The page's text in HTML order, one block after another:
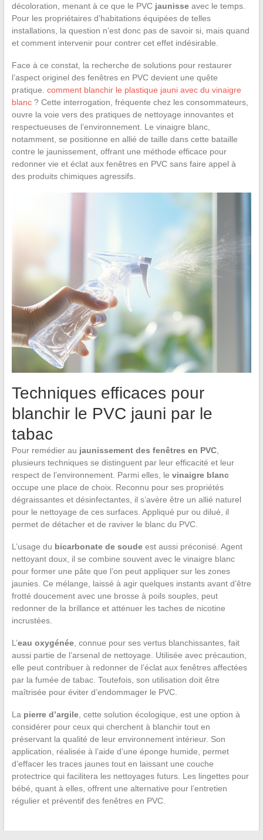
décoloration, menant à ce que le PVC jaunisseavec le temps.
Pour les propriétaires d’habitations équipées de telles
installations, la question n’est donc pas de savoir si, mais quand
et comment intervenir pour contrer cet effet indésirable.
Face à ce constat, la recherche de solutions pour restaurer
l’aspect originel des fenêtres en PVC devient une quête
pratique. comment blanchir le plastique jauni avec du vinaigre
blanc? Cette interrogation, fréquente chez les consommateurs,
ouvre la voie vers des pratiques de nettoyage innovantes et
respectueuses de l’environnement. Le vinaigre blanc,
notamment, se positionne en allié de taille dans cette bataille
contre le jaunissement, offrant une méthode efficace pour
redonner vie et éclat aux fenêtres en PVC sans faire appel à
des produits chimiques agressifs.
Techniques efficaces pour
blanchir le PVC jauni par le
tabac
Pour remédier au jaunissement des fenêtres en PVC,
plusieurs techniques se distinguent par leur efficacité et leur
respect de l’environnement. Parmi elles, le vinaigre blanc
occupe une place de choix. Reconnu pour ses propriétés
dégraissantes et désinfectantes, il s’avère être un allié naturel
pour le nettoyage de ces surfaces. Appliqué pur ou dilué, il
permet de détacher et de raviver le blanc du PVC.
L’usage du bicarbonate de soudeest aussi préconisé. Agent
nettoyant doux, il se combine souvent avec le vinaigre blanc
pour former une pâte que l’on peut appliquer sur les zones
jaunies. Ce mélange, laissé à agir quelques instants avant d’être
frotté doucement avec une brosse à poils souples, peut
redonner de la brillance et atténuer les taches de nicotine
incrustées.
L’eau oxygénée, connue pour ses vertus blanchissantes, fait
aussi partie de l’arsenal de nettoyage. Utilisée avec précaution,
elle peut contribuer à redonner de l’éclat aux fenêtres affectées
par la fumée de tabac. Toutefois, son utilisation doit être
maîtrisée pour éviter d’endommager le PVC.
La pierre d’argile, cette solution écologique, est une option à
considérer pour ceux qui cherchent à blanchir tout en
préservant la qualité de leur environnement intérieur. Son
application, réalisée à l’aide d’une éponge humide, permet
d’effacer les traces jaunes tout en laissant une couche
protectrice qui facilitera les nettoyages futurs. Les lingettes pour
bébé, quant à elles, offrent une alternative pour l’entretien
régulier et préventif des fenêtres en PVC.